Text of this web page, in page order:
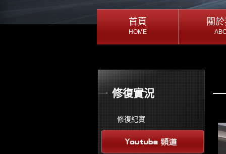
首頁
HOME
首頁
HOME
關
關
修復實況
修復紀實